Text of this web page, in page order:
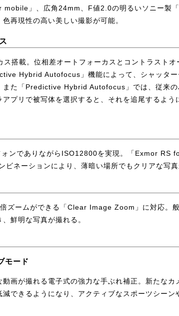
」、広角24mm、F値2.0の明るいソニー製「
再現性の高い美しい撮影が可能。
搭載。位相差オートフォーカスとコントラストオ
Hybrid Autofocus」機能によって、シャッター
また「Predictive Hybrid Autofocus」では、従来の
アプリで被写体を選択すると、それを追尾するよう
ンでありながらISO12800を実現。「Exmor RS
ネーションにより、薄暗い場所でもクリアな写真
ズームができる「Clear Image Zoom」に対応。
鮮明な写真が撮れる。
モード
画が撮れる電子式の強力な手ぶれ補正。新たなカ
できるようになり、アクティブなスポーツシーン